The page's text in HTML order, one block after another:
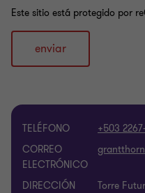
Este sitio está protegido por
enviar
TELÉFONO
+503
CORREO
ELECTRÓNICO
DIRECCIÓN
Torre